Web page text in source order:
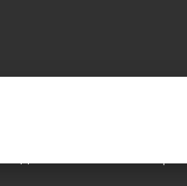
данных